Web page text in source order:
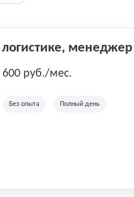
600 руб./мес.
Без опыта Полный день